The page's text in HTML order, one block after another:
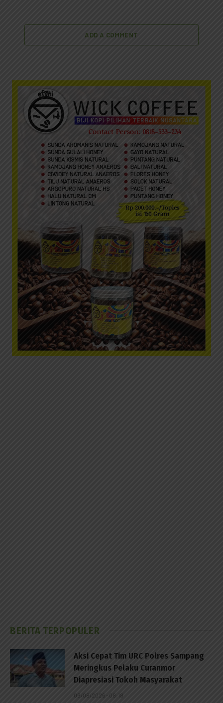
ADD A COMMENT
BERITA TERPOPULER
Aksi Cepat Tim URC Polres Sampang
Meringkus Pelaku Curanmor
Diapresiasi Tokoh Masyarakat
09/08/2026 - 08:18